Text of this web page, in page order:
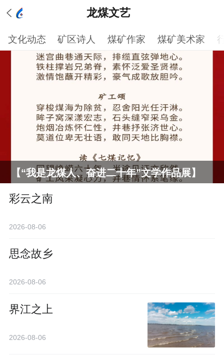
龙煤文艺
文化动态 矿区诗人 煤矿作家 煤矿美术家
【“我是龙煤人、奋进二十年”文学作品展】
彩云之南
2026-08-06
思念故乡
2026-08-06
界江之上
2026-08-06